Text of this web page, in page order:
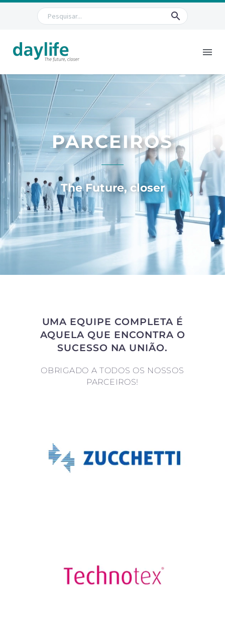
PARCEIROS
The Future, closer
UMA EQUIPE COMPLETA É
AQUELA QUE ENCONTRA O
SUCESSO NA UNIÃO.
OBRIGADO A TODOS OS NOSSOS
PARCEIROS!